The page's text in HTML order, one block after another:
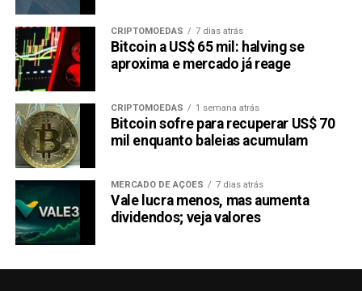
CRIPTOMOEDAS 7 dias atrás
Bitcoin a US$ 65 mil: halving se
aproxima e mercado já reage
CRIPTOMOEDAS 1 semana atrás
Bitcoin sofre para recuperar US$ 70
mil enquanto baleias acumulam
MERCADO DE AÇÕES 7 dias atrás
Vale lucra menos, mas aumenta
dividendos; veja valores